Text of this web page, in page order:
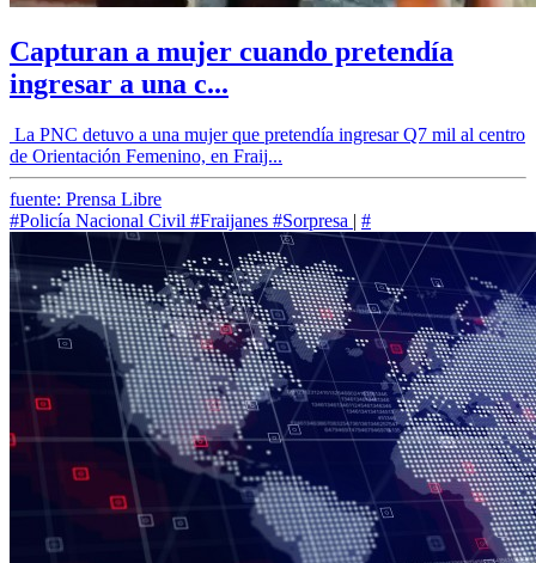
Capturan a mujer cuando pretendía
ingresar a una c...
La PNC detuvo a una mujer que pretendía ingresar Q7 mil al centro
de Orientación Femenino, en Fraij...
fuente: Prensa Libre
#Policía Nacional Civil #Fraijanes #Sorpresa | #